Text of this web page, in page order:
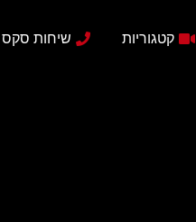
קטגוריות שיחות סקס